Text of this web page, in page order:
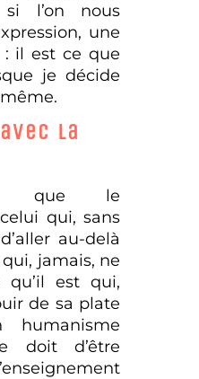
l’on nous
une
il est ce que
je décide
la
que le
qui, sans
au-delà
jamais, ne
est qui,
de sa plate
doit d’être